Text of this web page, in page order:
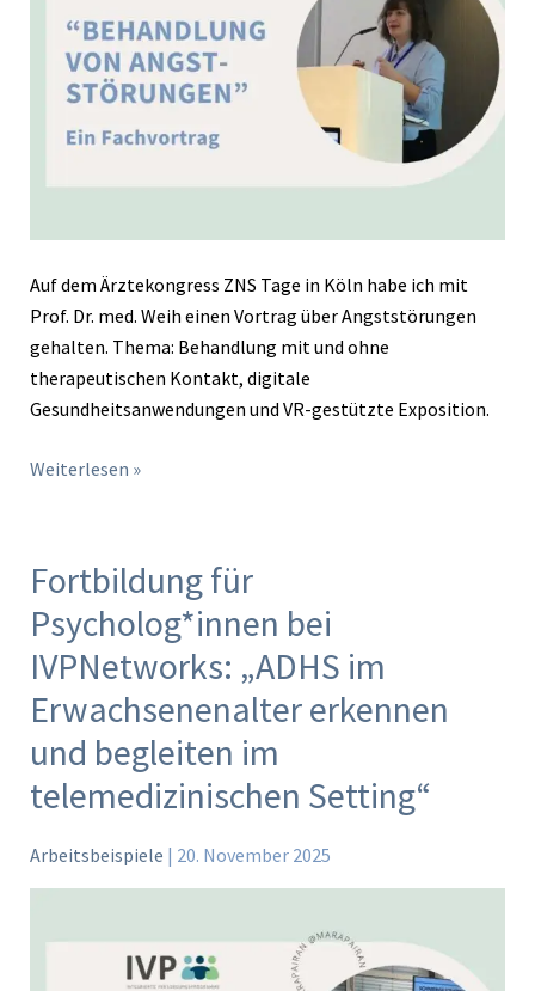
Auf dem Ärztekongress ZNS Tage in Köln habe ich mit
Prof. Dr. med. Weih einen Vortrag über Angststörungen
gehalten. Thema: Behandlung mit und ohne
therapeutischen Kontakt, digitale
Gesundheitsanwendungen und VR-gestützte Exposition.
Weiterlesen »
Fortbildung für
Psycholog*innen bei
IVPNetworks: „ADHS im
Erwachsenenalter erkennen
und begleiten im
telemedizinischen Setting“
Arbeitsbeispiele | 20. November 2025
Fortbildung
Psycholog*innen
bei
IVPNetworks:
„ADHS
im
Erwachsenenalter
und
begleiten
telemedizinischen